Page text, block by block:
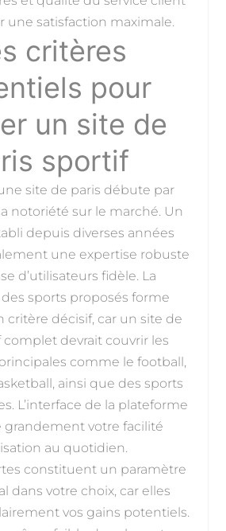
une satisfaction maximale.
critères
pour
un site de
sportif
site de paris débute par
notoriété sur le marché. Un
depuis diverses années
une expertise robuste
d’utilisateurs fidèle. La
sports proposés forme
critère décisif, car un site de
complet devrait couvrir les
comme le football,
ainsi que des sports
L’interface de la plateforme
votre facilité
au quotidien.
constituent un paramètre
dans votre choix, car elles
vos gains potentiels.